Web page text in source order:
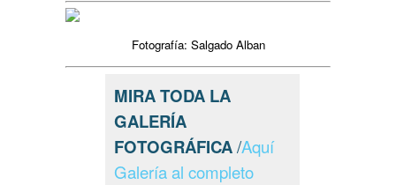
Fotografía: Salgado Alban
MIRA TODA LA
GALERÍA
FOTOGRÁFICA/Aquí
Galería al completo